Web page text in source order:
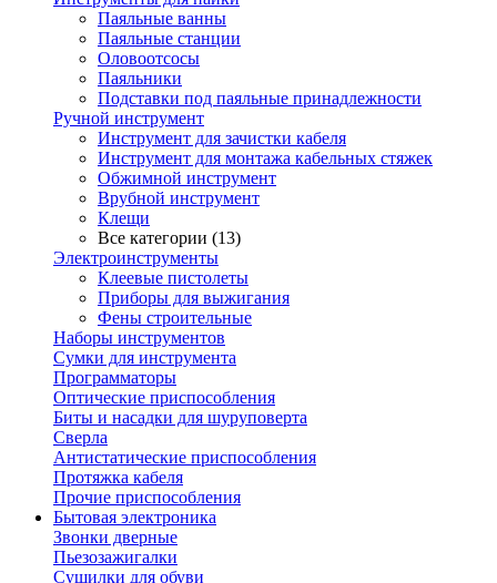
Паяльные ванны
Паяльные станции
Оловоотсосы
Паяльники
Подставки под паяльные принадлежности
Ручной инструмент
Инструмент для зачистки кабеля
Инструмент для монтажа кабельных стяжек
Обжимной инструмент
Врубной инструмент
Клещи
Все категории (13)
Электроинструменты
Клеевые пистолеты
Приборы для выжигания
Фены строительные
Наборы инструментов
Сумки для инструмента
Программаторы
Оптические приспособления
Биты и насадки для шуруповерта
Сверла
Антистатические приспособления
Протяжка кабеля
Прочие приспособления
Бытовая электроника
Звонки дверные
Пьезозажигалки
Сушилки для обуви